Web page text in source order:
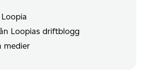
Loopias driftblogg
medier